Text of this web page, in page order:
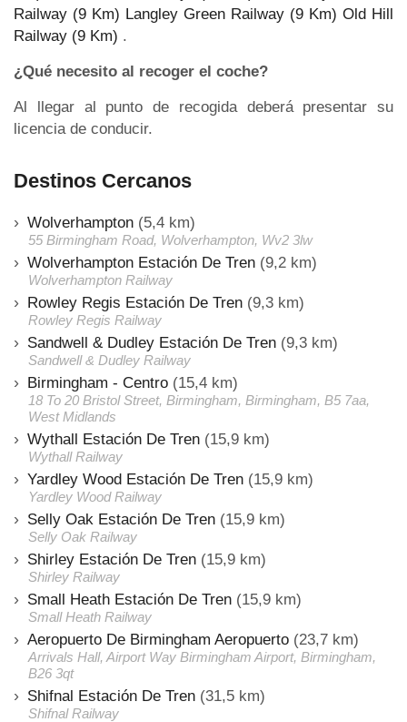
Railway (9 Km) Langley Green Railway (9 Km) Old Hill
Railway (9 Km) .
¿Qué necesito al recoger el coche?
Al llegar al punto de recogida deberá presentar su
licencia de conducir.
Destinos Cercanos
Wolverhampton (5,4 km)
55 Birmingham Road, Wolverhampton, Wv2 3lw
Wolverhampton Estación De Tren (9,2 km)
Wolverhampton Railway
Rowley Regis Estación De Tren (9,3 km)
Rowley Regis Railway
Sandwell & Dudley Estación De Tren (9,3 km)
Sandwell & Dudley Railway
Birmingham - Centro (15,4 km)
18 To 20 Bristol Street, Birmingham, Birmingham, B5 7aa,
West Midlands
Wythall Estación De Tren (15,9 km)
Wythall Railway
Yardley Wood Estación De Tren (15,9 km)
Yardley Wood Railway
Selly Oak Estación De Tren (15,9 km)
Selly Oak Railway
Shirley Estación De Tren (15,9 km)
Shirley Railway
Small Heath Estación De Tren (15,9 km)
Small Heath Railway
Aeropuerto De Birmingham Aeropuerto (23,7 km)
Arrivals Hall, Airport Way Birmingham Airport, Birmingham,
B26 3qt
Shifnal Estación De Tren (31,5 km)
Shifnal Railway